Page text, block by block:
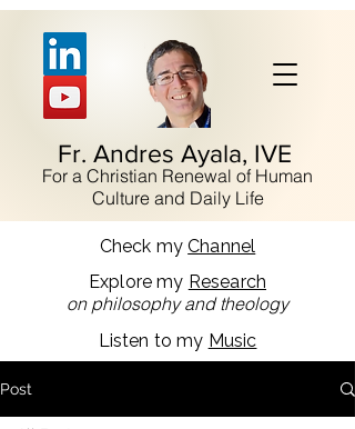
Fr. Andres Ayala, IVE
For a Christian Renewal of Human
Culture and Daily Life
Check myChannel
Explore my Research
on philosophy and theology
Listen to my Music
Post